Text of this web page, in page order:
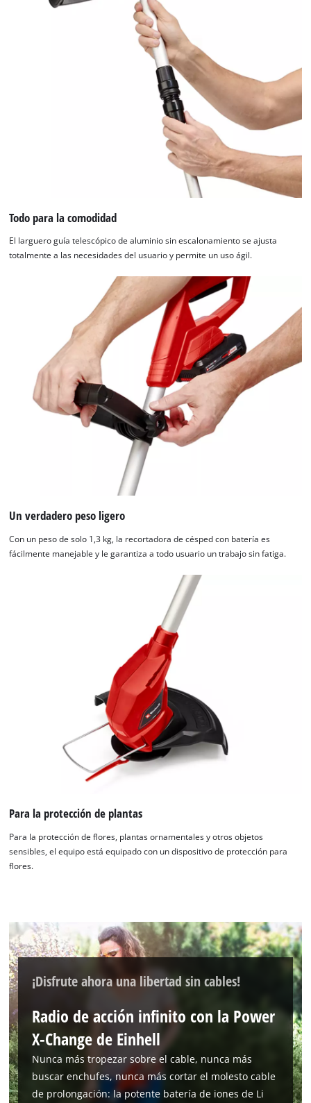
Todo para la comodidad
El larguero guía telescópico de aluminio sin escalonamiento se ajusta
totalmente a las necesidades del usuario y permite un uso ágil.
Un verdadero peso ligero
Con un peso de solo 1,3 kg, la recortadora de césped con batería es
fácilmente manejable y le garantiza a todo usuario un trabajo sin fatiga.
Para la protección de plantas
Para la protección de flores, plantas ornamentales y otros objetos
sensibles, el equipo está equipado con un dispositivo de protección para
flores.
¡Disfrute ahora una libertad sin cables!
Radio de acción infinito con la Power
X-Change de Einhell
Nunca más tropezar sobre el cable, nunca más
buscar enchufes, nunca más cortar el molesto cable
de prolongación: la potente batería de iones de Li